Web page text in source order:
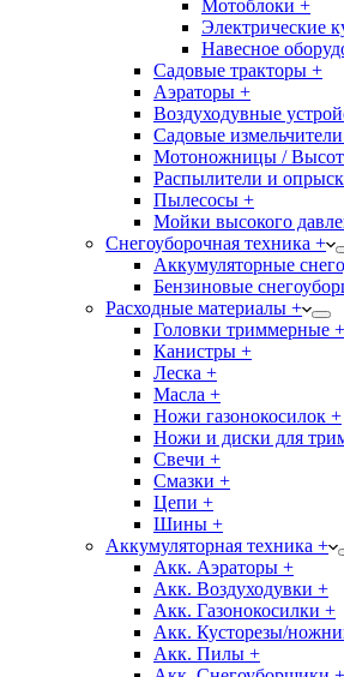
Мотоблоки +
Электрические
Навесное
Садовые тракторы +
Аэраторы +
Воздуходувные
Садовые
Мотоножницы /
Распылители и
Пылесосы +
Мойки высокого
Снегоуборочная техника +
Аккумуляторные
Бензиновые
Расходные материалы +
Головки триммерные +
Канистры +
Леска +
Масла +
Ножи газонокосилок +
Ножи и диски для
Свечи +
Смазки +
Цепи +
Шины +
Аккумуляторная техника +
Акк. Аэраторы +
Акк. Воздуходувки +
Акк. Газонокосилки +
Акк. Кусторезы/
Акк. Пилы +